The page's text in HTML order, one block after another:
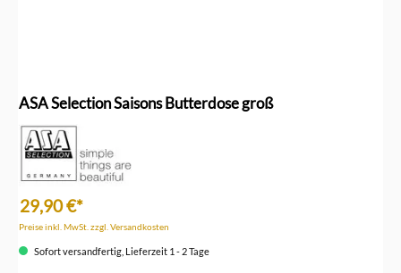
ASA Selection Saisons Butterdose groß
29,90 €*
Preise inkl. MwSt. zzgl. Versandkosten
Sofort versandfertig, Lieferzeit 1 - 2 Tage